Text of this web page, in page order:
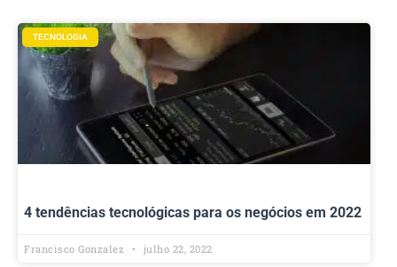
TECNOLOGIA
4 tendências tecnológicas para os negócios em 2022
Francisco Gonzalez julho 22, 2022